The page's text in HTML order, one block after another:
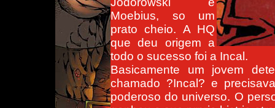
Moebius, so um
prato cheio. A HQ
que deu origem a
todo o sucesso foi a Incal.
Basicamente um jovem
chamado ?Incal? e
poderoso do universo. O